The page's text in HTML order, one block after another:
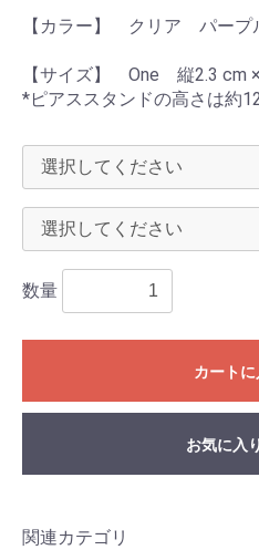
【カラー】 クリア パー
【サイズ】 One 縦2.3 cm
*ピアススタンドの高さは約
数量
カート
お気に入
関連カテゴリ